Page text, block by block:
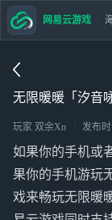
无限暖暖「汐音
玩家 双余Xn 发布时
如果你的手机或
果你的手机游玩
戏来畅玩无限暖
网易云游戏